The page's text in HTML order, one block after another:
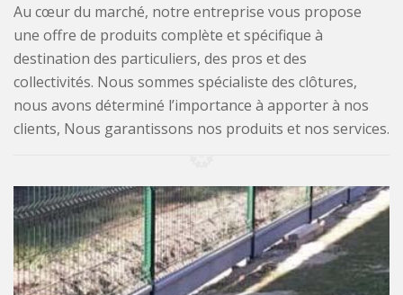
Au cœur du marché, notre entreprise vous propose
une offre de produits complète et spécifique à
destination des particuliers, des pros et des
collectivités. Nous sommes spécialiste des clôtures,
nous avons déterminé l’importance à apporter à nos
clients, Nous garantissons nos produits et nos services.